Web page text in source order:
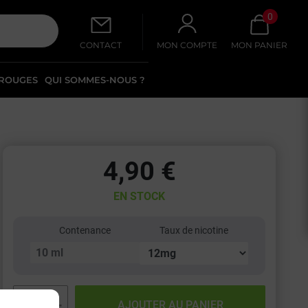
CONTACT
QUI SOMMES-NOUS ?
MON COMPTE
0
MON PANIER
4,90 €
EN STOCK
Contenance Taux de nicotine
AJOUTER AU PANIER